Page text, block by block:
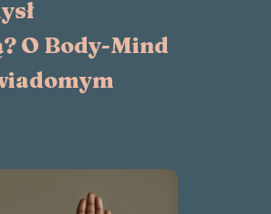
O Body-Mind